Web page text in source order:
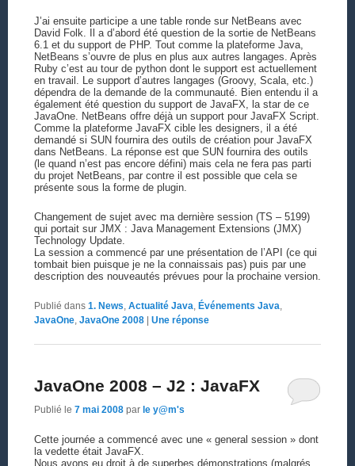
J’ai ensuite participe a une table ronde sur NetBeans avec
David Folk. Il a d’abord été question de la sortie de NetBeans
6.1 et du support de PHP. Tout comme la plateforme Java,
NetBeans s’ouvre de plus en plus aux autres langages. Après
Ruby c’est au tour de python dont le support est actuellement
en travail. Le support d’autres langages (Groovy, Scala, etc.)
dépendra de la demande de la communauté. Bien entendu il a
également été question du support de JavaFX, la star de ce
JavaOne. NetBeans offre déjà un support pour JavaFX Script.
Comme la plateforme JavaFX cible les designers, il a été
demandé si SUN fournira des outils de création pour JavaFX
dans NetBeans. La réponse est que SUN fournira des outils
(le quand n’est pas encore défini) mais cela ne fera pas parti
du projet NetBeans, par contre il est possible que cela se
présente sous la forme de plugin.
Changement de sujet avec ma dernière session (TS – 5199)
qui portait sur JMX : Java Management Extensions (JMX)
Technology Update.
La session a commencé par une présentation de l’API (ce qui
tombait bien puisque je ne la connaissais pas) puis par une
description des nouveautés prévues pour la prochaine version.
Publié dans 1. News Actualité Java Événements Java
JavaOne, JavaOne 2008 | Uneréponse
JavaOne 2008 – J2 : JavaFX
Publié le 7 mai 2008 par le y@m's
Cette journée a commencé avec une « general session » dont
la vedette était JavaFX.
Nous avons eu droit à de superbes démonstrations (malgrés